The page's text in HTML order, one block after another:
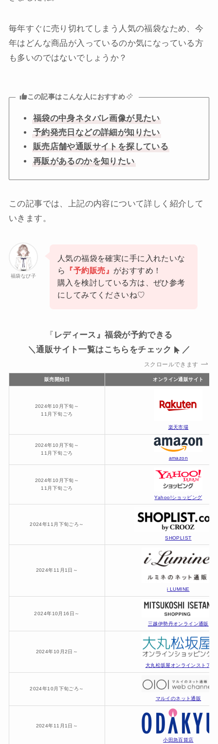
毎年すぐに売り切れてしまう人気の福袋なため、今
年はどんな商品が入っているのか気になっている方
も多いのではないでしょうか？
この記事はこんな人におすすめ
福袋の中身ネタバレ画像が見たい
予約発売日などの詳細が知りたい
販売店舗や通販サイトを探している
再販があるのかを知りたい
この記事では、上記の内容について詳しく紹介して
いきます。
福袋なび子
人気の福袋を確実に手に入れたいな
ら
『予約販売』 がおすすめ！
購入を検討している方は、ぜひ参考
にしてみてくださいね♡
『 レディース』福袋が予約できる
＼通販サイト一覧はこちらをチェック
／
スクロールできます
販売開始日 オンライン通販サイト
2024年10月下旬～
11月下旬ごろ
楽天市場
2024年10月下旬～
11月下旬ごろ
amazon
2024年10月下旬～
11月下旬ごろ
Yahoo!ショッピング
2024年11月下旬ごろ～
SHOPLIST
2024年11月1日～
i LUMINE
2024年10月16日～
三越伊勢丹オンライン通販
2024年10月2日～
大丸松坂屋オンラインストア
2024年10月下旬ごろ～
マルイのネット通販
2024年11月1日～
小田急百貨店